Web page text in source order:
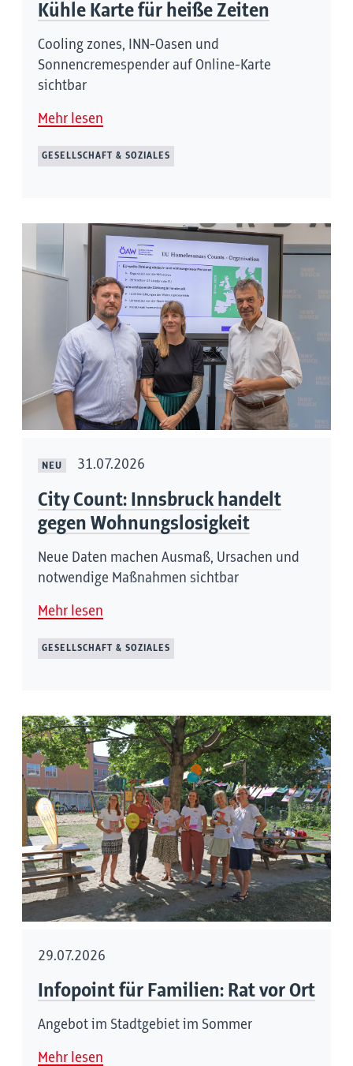
Kühle Karte für heiße Zeiten
Cooling zones, INN-Oasen und
Sonnencremespender auf Online-Karte
sichtbar
Mehr lesen
GESELLSCHAFT & SOZIALES
NEU 31.07.2026
City Count: Innsbruck handelt
gegen Wohnungslosigkeit
Neue Daten machen Ausmaß, Ursachen und
notwendige Maßnahmen sichtbar
Mehr lesen
GESELLSCHAFT & SOZIALES
29.07.2026
Infopoint für Familien: Rat vor Ort
Angebot im Stadtgebiet im Sommer
Mehr lesen